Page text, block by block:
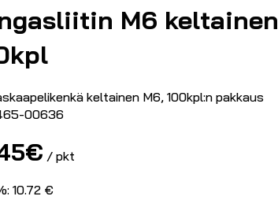
M6 keltainen
keltainen M6, 100kpl:n pakkaus
00636
€ / pkt
10.72 €